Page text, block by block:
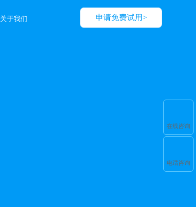
申请免费试用>
关于我们
在线咨询
电话咨询